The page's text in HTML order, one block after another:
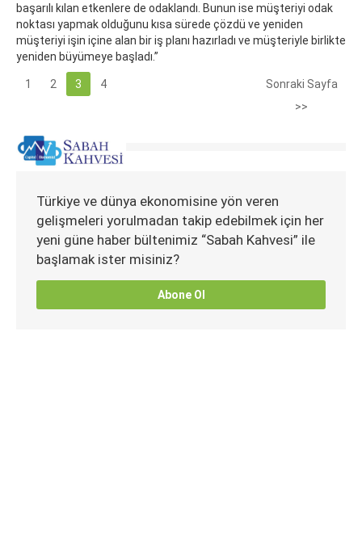
başarılı kılan etkenlere de odaklandı. Bunun ise müşteriyi odak
noktası yapmak olduğunu kısa sürede çözdü ve yeniden
müşteriyi işin içine alan bir iş planı hazırladı ve müşteriyle birlikte
yeniden büyümeye başladı.”
1 2 3 4
Sonraki Sayfa
>>
Türkiye ve dünya ekonomisine yön veren
gelişmeleri yorulmadan takip edebilmek için her
yeni güne haber bültenimiz “Sabah Kahvesi” ile
başlamak ister misiniz?
Abone Ol